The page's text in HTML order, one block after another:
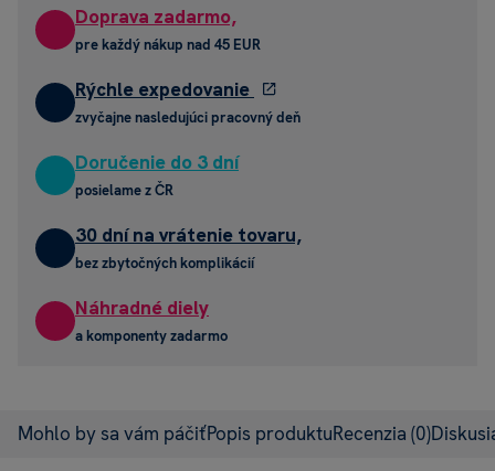
Doprava zadarmo,
pre každý nákup nad 45 EUR
Rýchle expedovanie
zvyčajne nasledujúci pracovný deň
Doručenie do 3 dní
posielame z ČR
30 dní na vrátenie tovaru,
bez zbytočných komplikácií
Náhradné diely
a komponenty zadarmo
Mohlo by sa vám páčiťPopis produktuRecenzia (0)